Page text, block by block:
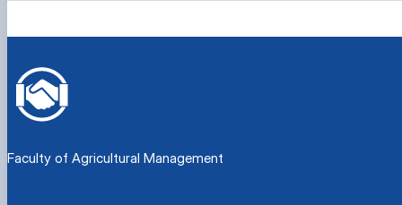
Faculty of Agricultural Management